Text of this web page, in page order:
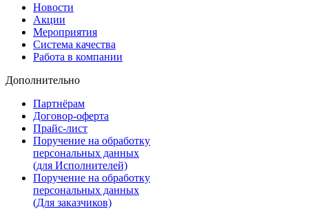
Новости
Акции
Мероприятия
Система качества
Работа в компании
Дополнительно
Партнёрам
Договор-оферта
Прайс-лист
Поручение на обработку
персональных данных
(для Исполнителей)
Поручение на обработку
персональных данных
(Для заказчиков)